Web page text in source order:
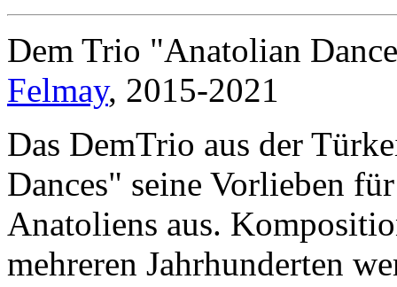
Dem Trio "Anatolian
Felmay, 2015-2021
Das DemTrio aus der
Dances" seine Vorlieben
Anatoliens aus.
mehreren Jahrhunderten